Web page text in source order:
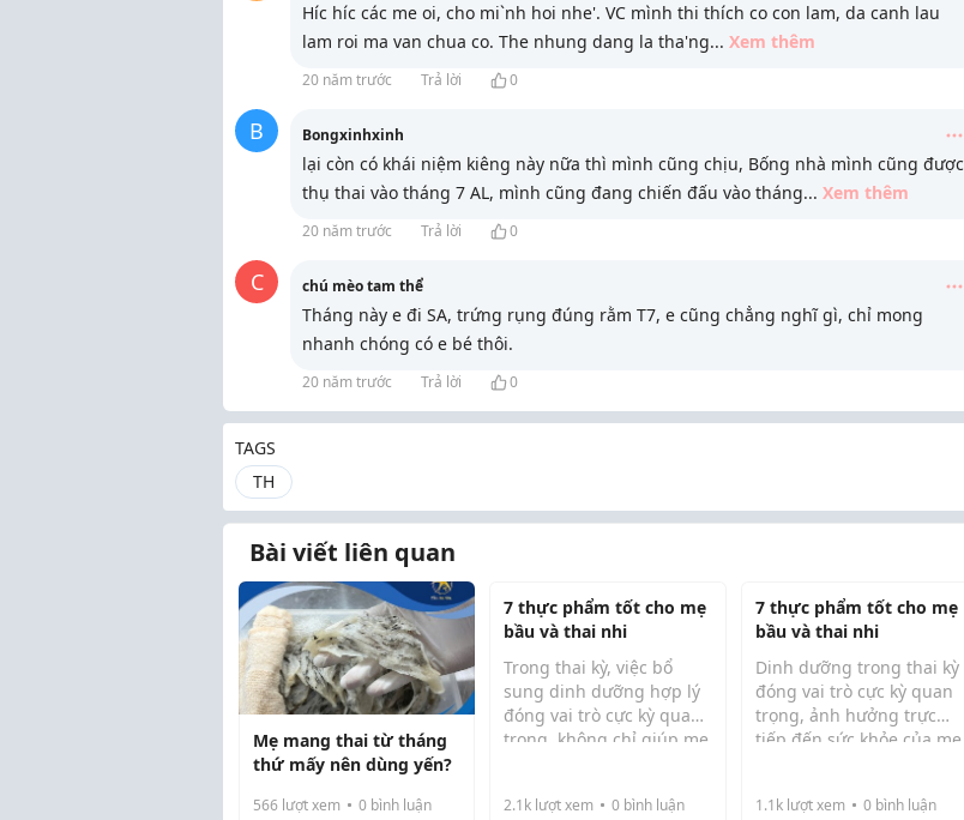
Híc híc các me oi, cho mi`nh hoi nhe'. VC mình thi thích co con lam, da canh lau
lam roi ma van chua co. The nhung dang la tha'ng... Xem thêm
20 năm trước Trả lời 0
B Bongxinhxinh
lại còn có khái niệm kiêng này nữa thì mình cũng chịu, Bống nhà mình cũng được
thụ thai vào tháng 7 AL, mình cũng đang chiến đấu vào tháng... Xem thêm
20 năm trước Trả lời 0
C chú mèo tam thể
Tháng này e đi SA, trứng rụng đúng rằm T7, e cũng chẳng nghĩ gì, chỉ mong
nhanh chóng có e bé thôi.
20 năm trước Trả lời 0
TAGS
TH
Bài viết liên quan
Mẹ mang thai từ tháng
thứ mấy nên dùng yến?
566 lượt xem 0 bình luận
7 thực phẩm tốt cho mẹ
bầu và thai nhi
Trong thai kỳ, việc bổ
sung dinh dưỡng hợp lý
đóng vai trò cực kỳ quan
trọng, không chỉ giúp mẹ
của thai nhi. Tuy nhiên,
2.1k lượt xem 0 bình luận
7 thực phẩm tốt cho mẹ
bầu và thai nhi
Dinh dưỡng trong thai kỳ
đóng vai trò cực kỳ quan
trọng, ảnh hưởng trực
tiếp đến sức khỏe của mẹ
lựa chọn đúng thực
1.1klượt xem 0bình luận